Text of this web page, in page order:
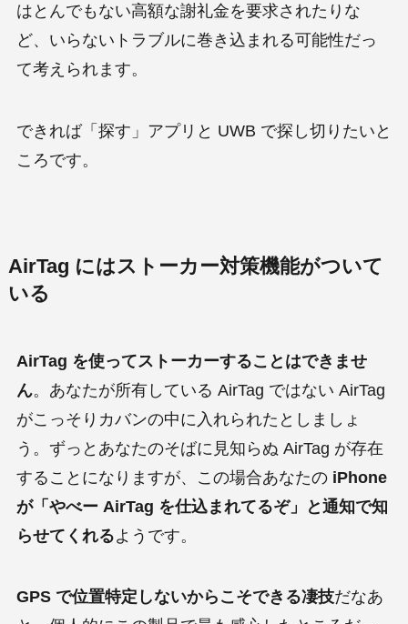
はとんでもない高額な謝礼金を要求されたりな
ど、いらないトラブルに巻き込まれる可能性だっ
て考えられます。
できれば「探す」アプリと UWB で探し切りたいと
ころです。
AirTag にはストーカー対策機能がついて
いる
AirTag を使ってストーカーすることはできませ
ん。あなたが所有している AirTag ではない AirTag
がこっそりカバンの中に入れられたとしましょ
う。ずっとあなたのそばに見知らぬ AirTag が存在
することになりますが、この場合あなたの iPhone
が「やべー AirTag を仕込まれてるぞ」と通知で知
らせてくれるようです。
GPS で位置特定しないからこそできる凄技だなあ